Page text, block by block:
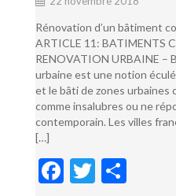
Rénovation d’un bâtiment
ARTICLE 11: BATIMENTS
RENOVATION URBAINE –
urbaine est une notion
et le bâti de zones
comme insalubres ou ne
contemporain. Les villes
[…]
F
T